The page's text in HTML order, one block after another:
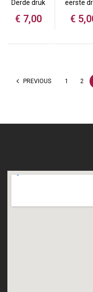
Derde druk
€ 7,00
eerste
€
PREVIOUS 1 2